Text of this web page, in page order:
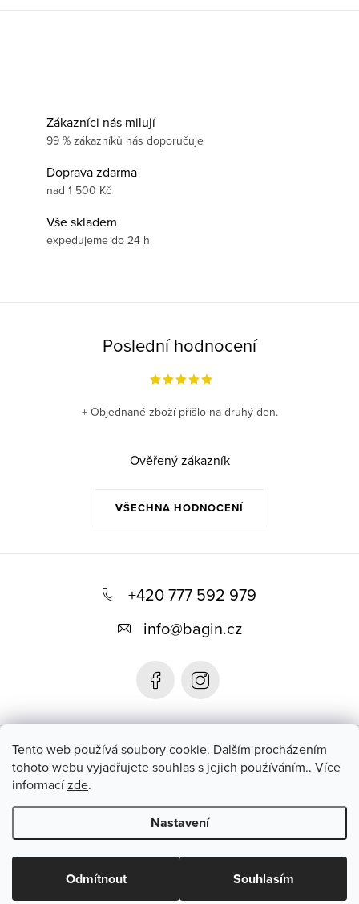
Tento web používá soubory cookie. Dalším procházením
tohoto webu vyjadřujete souhlas s jejich používáním.. Více
informacízde.
Nastavení
Odmítnout Souhlasím
Zákazníci nás milují
99 % zákazníků nás doporučuje
Doprava zdarma
nad 1 500 Kč
Vše skladem
expedujeme do 24 h
Poslední hodnocení
VŠECHNA HODNOCENÍ
+ Objednané zboží přišlo na druhý den.
Ověřený zákazník
+420 777 592 979
info@bagin.cz
Bagin.cz
Instagram
Copyright 2026Bagin.cz. Všechna práva vyhrazena.Upravit
nastavení cookies